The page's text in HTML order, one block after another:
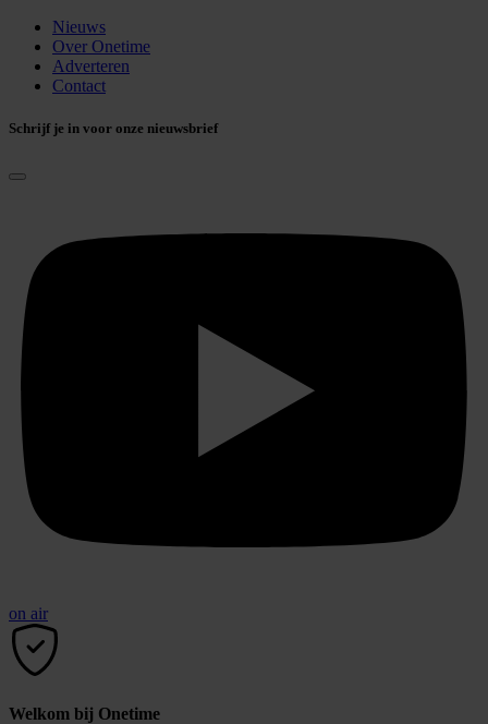
Nieuws
Over Onetime
Adverteren
Contact
Schrijf je in voor onze nieuwsbrief
on air
Welkom bij Onetime